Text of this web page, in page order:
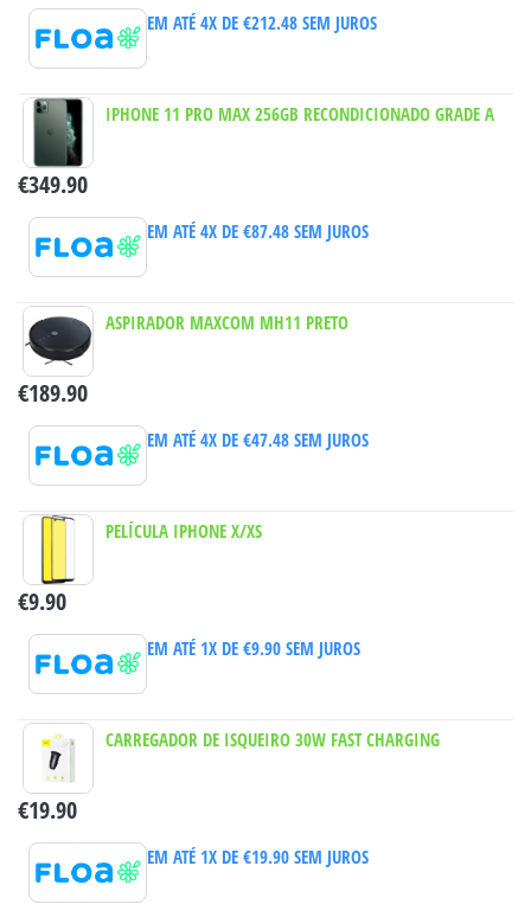
EM ATÉ 4X DE €212.48SEM JUROS
IPHONE 11 PRO MAX 256GB RECONDICIONADO GRADE A
€349.90
EM ATÉ 4X DE €87.48SEM JUROS
ASPIRADOR MAXCOM MH11 PRETO
€189.90
EM ATÉ 4X DE €47.48SEM JUROS
PELÍCULA IPHONE X/XS
€9.90
EM ATÉ 1X DE €9.90SEM JUROS
CARREGADOR DE ISQUEIRO 30W FAST CHARGING
€19.90
EM ATÉ 1X DE €19.90SEM JUROS